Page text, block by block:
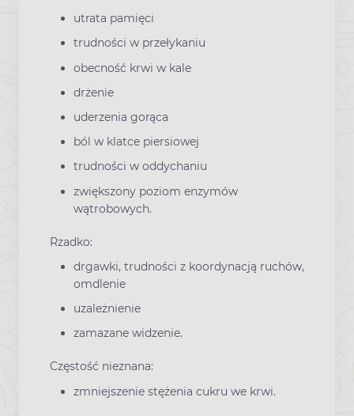
utrata pamięci
trudności w przełykaniu
obecność krwi w kale
drżenie
uderzenia gorąca
ból w klatce piersiowej
trudności w oddychaniu
zwiększony poziom enzymów
wątrobowych.
Rzadko:
drgawki, trudności z koordynacją ruchów,
omdlenie
uzależnienie
zamazane widzenie.
Częstość nieznana:
zmniejszenie stężenia cukru we krwi.